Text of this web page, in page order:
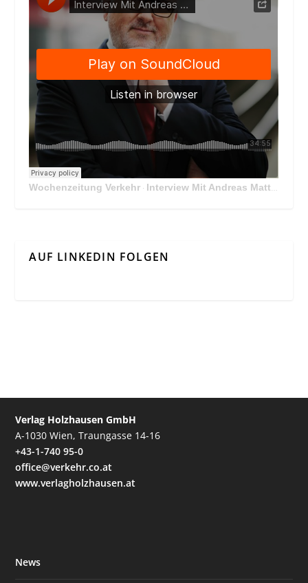
Wochenzeitung Verkehr · Interview Mit Andreas Matthä, CEO der ÖBB Holding
AUF LINKEDIN FOLGEN
Verlag Holzhausen GmbH
A-1030 Wien, Traungasse 14-16
+43-1-740 95-0
office@verkehr.co.at
www.verlagholzhausen.at
News